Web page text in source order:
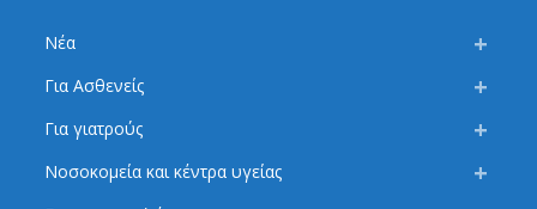
Νέα
Για Ασθενείς
Για γιατρούς
Νοσοκομεία και κέντρα υγείας